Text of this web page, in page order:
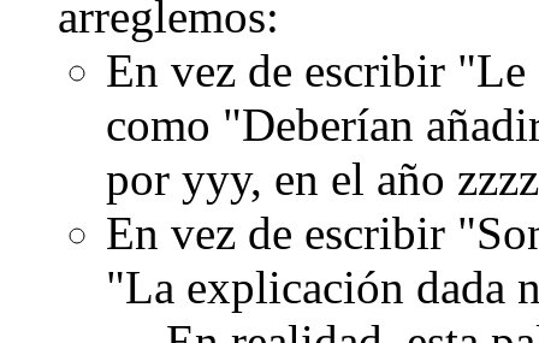
arreglemos:
En vez de escribir
como "Deberían
por yyy, en el año
En vez de escribir
"La explicación dada